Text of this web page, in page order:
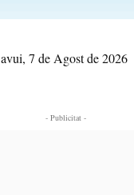
7 de Agost de 2026
- Publicitat -